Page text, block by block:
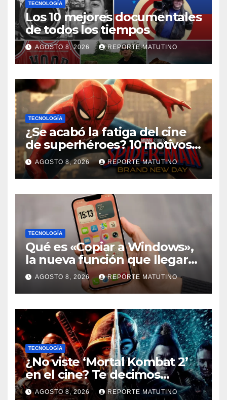
TECNOLOGÍA
Los 10 mejores documentales
de todos los tiempos
AGOSTO 8, 2026 REPORTE MATUTINO
TECNOLOGÍA
¿Se acabó la fatiga del cine
de superhéroes? 10 motivos
por los que ‘Spider-Man:
Brand New Day» desmiente
esa teoría
AGOSTO 8, 2026 REPORTE MATUTINO
TECNOLOGÍA
Qué es «Copiar a Windows»,
la nueva función que llegará
al iPhone solo para Europa
AGOSTO 8, 2026 REPORTE MATUTINO
TECNOLOGÍA
¿No viste ‘Mortal Kombat 2’
en el cine? Te decimos
dónde verla en streaming
AGOSTO 8, 2026 REPORTE MATUTINO